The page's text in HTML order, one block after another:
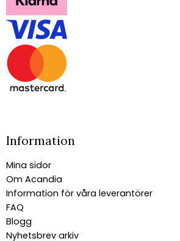
Information
Mina sidor
Om Acandia
Information för våra leverantörer
FAQ
Blogg
Nyhetsbrev arkiv